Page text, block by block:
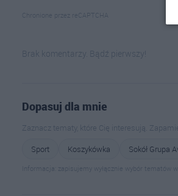
Chronione przez reCAPTCHA
Brak komentarzy. Bądź pierwszy!
Dopasuj dla mnie
Zaznacz tematy, które Cię interesują.
Sport
Koszykówka Sokół Grupa
Informacja: zapisujemy wyłącznie wybór tematów